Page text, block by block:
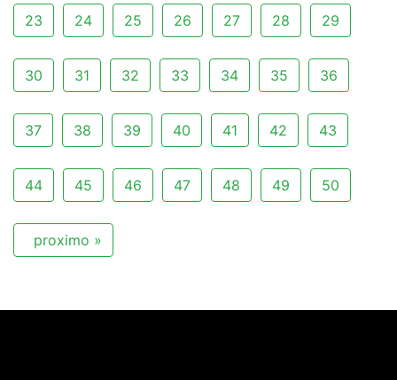
23 24 25 26 27 28 29
30 31 32 33 34 35 36
37 38 39 40 41 42 43
44 45 46 47 48 49 50
proximo »